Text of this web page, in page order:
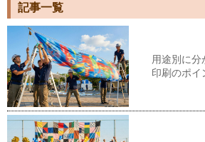
記事一覧
用途別に分
印刷のポイ